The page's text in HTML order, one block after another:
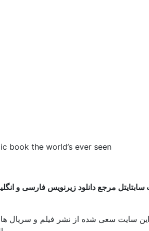
book the world’s ever seen!
مرجع دانلود زیرنویس فارسی و
سایت سعی شده از نشر فیلم و سریال